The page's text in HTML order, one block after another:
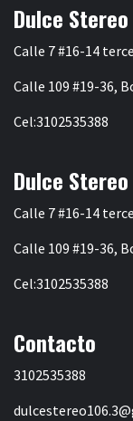
Dulce Stereo
Calle 7 #16-14
Calle 109 #19-36,
Cel:3102535388
Dulce Stereo
Calle 7 #16-14
Calle 109 #19-36,
Cel:3102535388
Contacto
3102535388